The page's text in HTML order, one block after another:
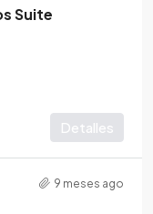
Suite
Detalles
9 meses ago